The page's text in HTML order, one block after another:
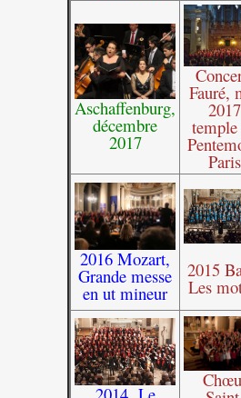
Aschaffenburg,
décembre
2017
Fauré,
2017
temple
Paris
2016 Mozart,
Grande messe
en ut mineur
2015
Les